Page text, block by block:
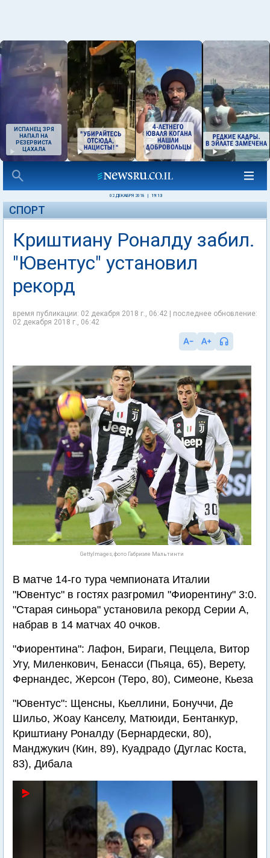
ИСПАНЕЦ ЗРЯ
НАПАЛ НА
РЕЗЕРВИСТА
ЦАХАЛА
02 ДЕКАБРЯ 2018 19:13
СПОРТ
Криштиану Роналду забил.
"Ювентус" установил
рекорд
время публикации: 02 декабря 2018 г., 06:42 | последнее обновление:
02 декабря 2018 г., 06:42
GettyImages, фото Габриэле Мальтинти
В матче 14-го тура чемпионата Италии
"Ювентус" в гостях разгромил "Фиорентину" 3:0.
"Старая синьора" установила рекорд Серии А,
набрав в 14 матчах 40 очков.
"Фиорентина": Лафон, Бираги, Пеццела, Витор
Угу, Миленкович, Бенасси (Пьяца, 65), Верету,
Фернандес, Жерсон (Теро, 80), Симеоне, Кьеза
"Ювентус": Щенсны, Кьеллини, Бонуччи, Де
Шильо, Жоау Канселу, Матюиди, Бентанкур,
Криштиану Роналду (Бернардески, 80),
Манджукич (Кин, 89), Куадрадо (Дуглас Коста,
83), Дибала